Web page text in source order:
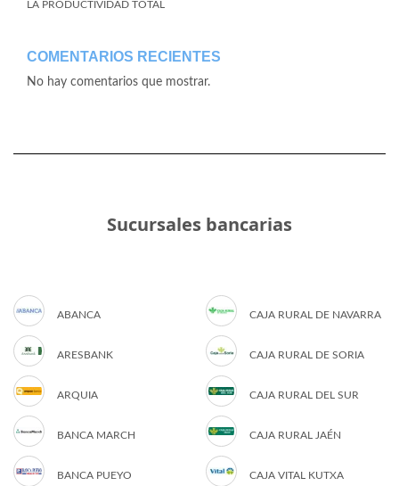
LA PRODUCTIVIDAD TOTAL
COMENTARIOS RECIENTES
No hay comentarios que mostrar.
Sucursales bancarias
ABANCA
ARESBANK
ARQUIA
BANCA MARCH
BANCA PUEYO
CAJA RURAL DE NAVARRA
CAJA RURAL DE SORIA
CAJA RURAL DEL SUR
CAJA RURAL JAÉN
CAJA VITAL KUTXA